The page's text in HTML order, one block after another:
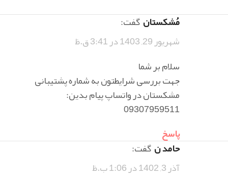
مُشکستانگفت:
شهریور 29, 1403 در 3:41 ق.ظ
سلام بر شما
جهت بررسی شرایطتون به شماره پشتیبانی
مشکستان در واتساپ پیام بدین:
09307959511
پاسخ
حامد نگفت:
آذر 3, 1402 در 1:06 ب.ظ